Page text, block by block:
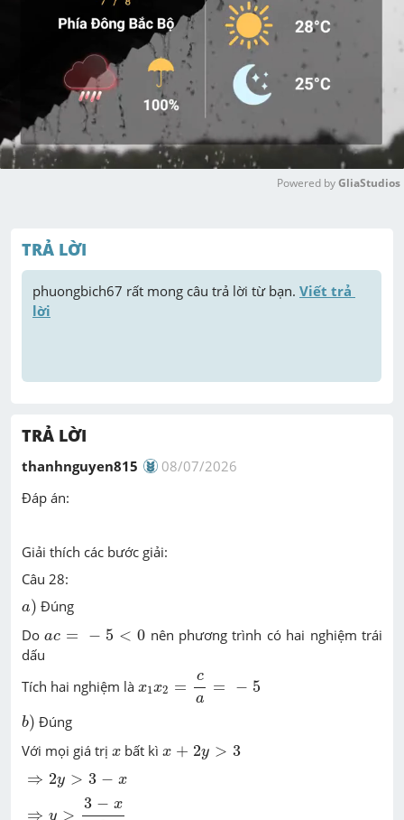
e
Powered by GliaStudios
TRẢ LỜI
phuongbich67 rất mong câu trả lời từ bạn. Viết trả
lời
TRẢ LỜI
thanhnguyen815
08/07/2026
Đáp án:
Giải thích các bước giải:
Câu 28:
a)
a) Đúng
Doac = − 5 < 0
ac =-5
nên phương trình có hai nghiệm trái
dấu
Tích hai nghiệm là x1x2 =
c
a
= − 5
a=
b)
b) Đúng
Với mọi giá trị x
x bất kì x + 2y > 3
x+ 2 y>3
⇒ 2y > 3 − x
⇒2 y>3 -x
⇒ y >
3 − x